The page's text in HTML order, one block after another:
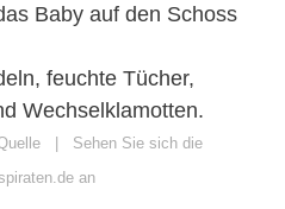
Baby auf den Schoss
feuchte Tücher,
Wechselklamotten.
| Sehen Sie sich die
an